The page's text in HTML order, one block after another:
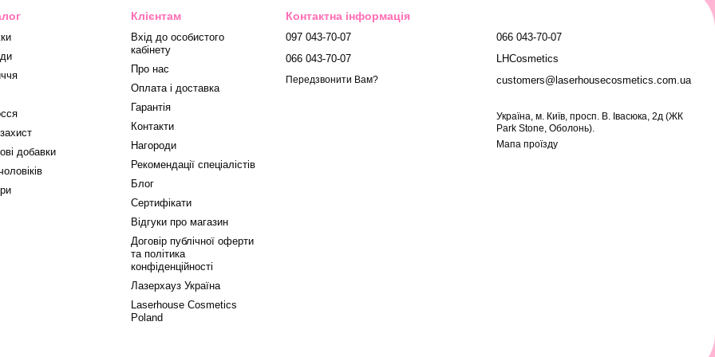
добавки
Клієнтам
Вхід до особистого
кабінету
Про нас
Оплата і доставка
Гарантія
Контакти
Нагороди
Рекомендації спеціалістів
Блог
Сертифікати
Відгуки про магазин
Договір публічної оферти
та політика
конфіденційності
Лазерхауз Україна
Laserhouse Cosmetics
Poland
Контактна інформація
097 043-70-07
066 043-70-07
Передзвонити Вам?
066 043-70-07
LHCosmetics
customers@laserhousecosmetics.com.ua
Українa, м. Київ, просп. В. Івасюка, 2д (ЖК
Park Stone, Оболонь).
Мапа проїзду